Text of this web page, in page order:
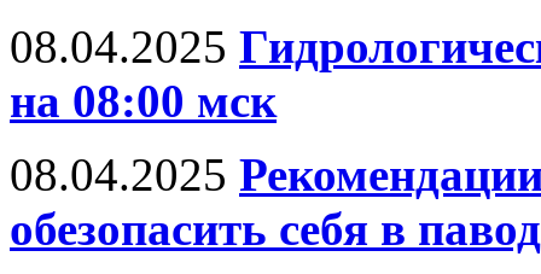
08.04.2025
на 08:00 мск
08.04.2025
обезопасить себя в